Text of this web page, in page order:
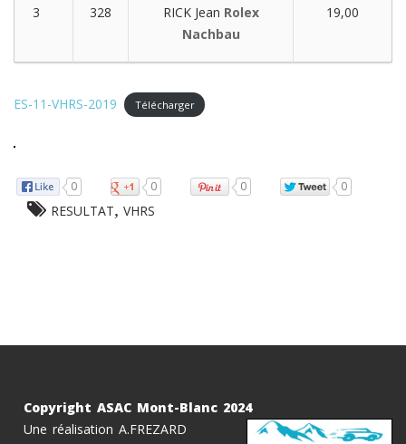
3 328
RICK Jean Rolex
Nachbau
19,00
ES-11-VHRS-2019 Télécharger
0 0 0 0
RESULTAT, VHRS
Copyright ASAC Mont-Blanc 2024
Une réalisation A.FREZARD